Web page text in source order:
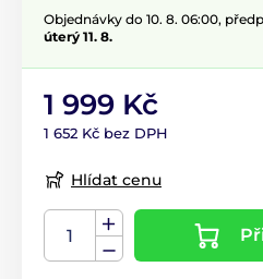
Objednávky do 10. 8. 06:00,
úterý 11. 8.
1 999 Kč
1 652 Kč bez DPH
Hlídat cenu